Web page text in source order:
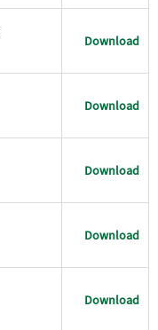
Download
Download
Download
Download
Download